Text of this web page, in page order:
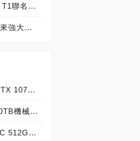
ㄅ級分夢幻聯動！華碩ｘT1聯名顯示卡全台盛大開賣
《七騎士Re:BIRTH》迎來強大的全新英雄[天劍]宣嵐 同步推出韓國主題劇情
GIGABYTE GeForce GTX 1070 Xtreme Gaming實測開箱，電競級顯示卡中的頂尖之作！
Seagate IRONWOLF 10TB機械硬碟實測開箱，氦氣填充那嘶狼守護者NAS HDD
「浦科特 PLEXTOR S2C 512GB SSD」實測開箱，超值型固態硬碟中的優質好貨！